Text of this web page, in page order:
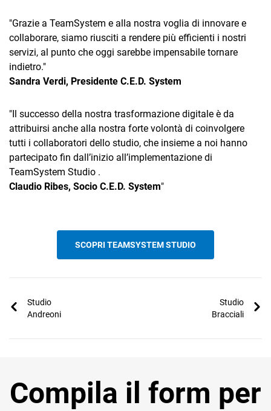
TeamSystem Corporate
TeamSystem Store
"Grazie a TeamSystem e alla nostra voglia di innovare e
collaborare, siamo riusciti a rendere più efficienti i nostri
servizi, al punto che oggi sarebbe impensabile tornare
indietro."
Sandra Verdi, Presidente C.E.D. System
"Il successo della nostra trasformazione digitale è da
attribuirsi anche alla nostra forte volontà di coinvolgere
tutti i collaboratori dello studio, che insieme a noi hanno
partecipato fin dall’inizio all’implementazione di
TeamSystem Studio .
Claudio Ribes, Socio C.E.D. System"
SCOPRI TEAMSYSTEM STUDIO
Studio
Andreoni
Studio
Bracciali
Compila il form per